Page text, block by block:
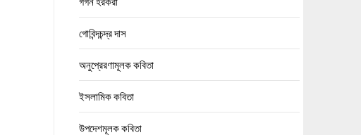
গোবিন্দচন্দ্র দাস
অনুপ্রেরণামূলক কবিতা
ইসলামিক কবিতা
উপদেশমূলক কবিতা